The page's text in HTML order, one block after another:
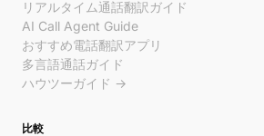
リアルタイム通話翻訳ガイド
AI Call Agent Guide
おすすめ電話翻訳アプリ
多言語通話ガイド
ハウツーガイド →
比較